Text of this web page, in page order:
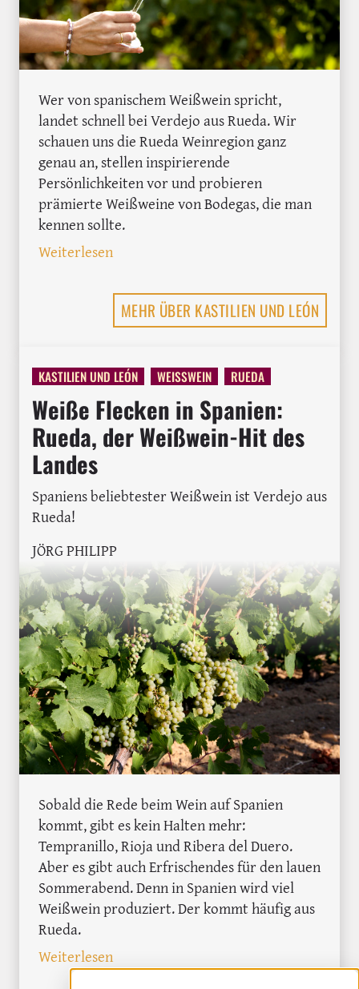
Wer von spanischem Weißwein spricht,
landet schnell bei Verdejo aus Rueda. Wir
schauen uns die Rueda Weinregion ganz
genau an, stellen inspirierende
Persönlichkeiten vor und probieren
prämierte Weißweine von Bodegas, die man
kennen sollte.
Weiterlesen: Spaniens aromatischste Weinregion:
MEHR ÜBER KASTILIEN UND LEÓN
KASTILIEN UND LEÓN WEISSWEIN RUEDA
Weiße Flecken in Spanien:
Rueda, der Weißwein-Hit des
Landes
Spaniens beliebtester Weißwein ist Verdejo aus
Rueda!
JÖRG PHILIPP
Sobald die Rede beim Wein auf Spanien
kommt, gibt es kein Halten mehr:
Tempranillo, Rioja und Ribera del Duero.
Aber es gibt auch Erfrischendes für den lauen
Sommerabend. Denn in Spanien wird viel
Weißwein produziert. Der kommt häufig aus
Rueda.
Weiterlesen: Weiße Flecken in Spanien: Rueda,